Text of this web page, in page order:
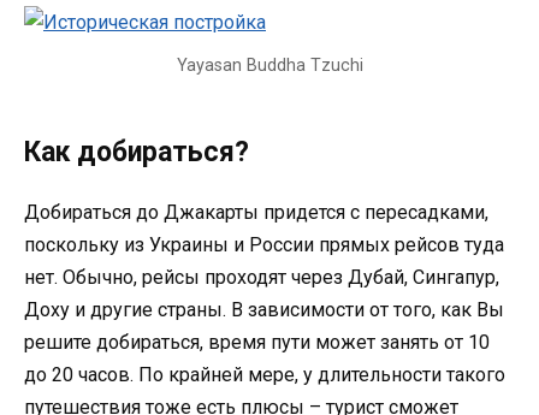
Yayasan Buddha Tzuchi
Как добираться?
Добираться до Джакарты придется с пересадками,
поскольку из Украины и России прямых рейсов туда
нет. Обычно, рейсы проходят через Дубай, Сингапур,
Доху и другие страны. В зависимости от того, как Вы
решите добираться, время пути может занять от 10
до 20 часов. По крайней мере, у длительности такого
путешествия тоже есть плюсы – турист сможет